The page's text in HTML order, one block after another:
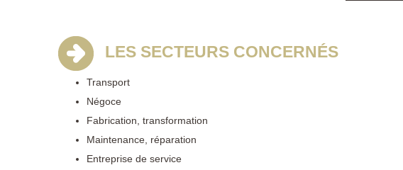
LES SECTEURS CONCERNÉS
Transport
Négoce
Fabrication, transformation
Maintenance, réparation
Entreprise de service